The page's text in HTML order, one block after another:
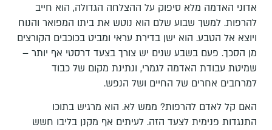
אדוני האדמה מלא סיפוק על ההצלחה הגדולה, הוא חייב
להרפות. למשך שבוע שלם הוא נוטש את ביתו המפואר והנוח
ויוצא אל הטבע. הוא ישן בדירת עראי ומביט בכוכבים הקורצים
מן הסכך. פעם בשבע שנים יש צורך בצעד דרסטי אף יותר –
שמיטת עבודת האדמה לגמרי, ונתינת מקום של כבוד
למרחבים אחרים של החיים ושל הנפש.
האם קל לאדם להרפות? ממש לא. הוא מרגיש בתוכו
התנגדות פנימית לצעד הזה. לעיתים אף מקנן בליבו חשש